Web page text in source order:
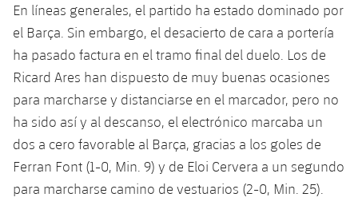
Accesibilidad
Instalaciones
Historia
Palmarés
Infantil B
Resultados
Clasificaciones
Jugadors
Fotos
Palmarés
Resultados
Jugadores
Clasificaciones
Juvenil
Cadete
Infantil
Alevín
PLUSICON
MÁS
Primer equipo
Actualidad
Calendario
Barça Atlètic
Actualidad
Base
En líneas generales, el partido ha estado dominado por
el Barça. Sin embargo, el desacierto de cara a portería
ha pasado factura en el tramo final del duelo. Los de
Ricard Ares han dispuesto de muy buenas ocasiones
para marcharse y distanciarse en el marcador, pero no
ha sido así y al descanso, el electrónico marcaba un
dos a cero favorable al Barça, gracias a los goles de
Ferran Font (1-0, Min. 9) y de Eloi Cervera a un segundo
para marcharse camino de vestuarios (2-0, Min. 25).